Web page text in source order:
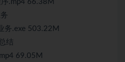
.mp4 66.38M
务.exe 503.22M
结
69.05M